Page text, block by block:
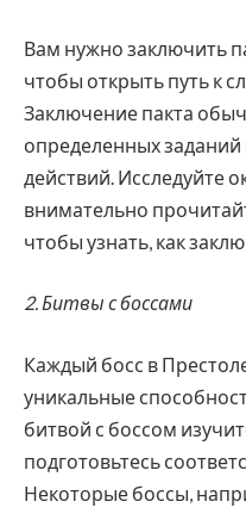
Вам нужно заключить
чтобы открыть путь к
Заключение пакта
определенных
действий. Исследуйте
внимательно
чтобы узнать, как
2. Битвы с боссами
Каждый босс в
уникальные
битвой с боссом
подготовьтесь
Некоторые боссы,